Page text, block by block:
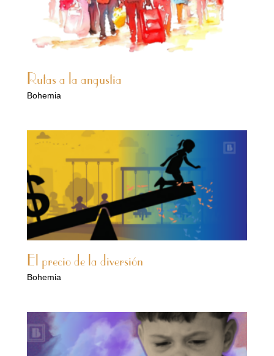
Rutas a la angustia
Bohemia
El precio de la diversión
Bohemia